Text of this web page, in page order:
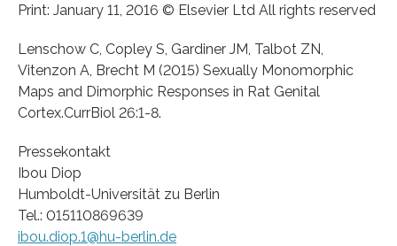
Print: January 11, 2016 © Elsevier Ltd All rights reserved
Lenschow C, Copley S, Gardiner JM, Talbot ZN,
Vitenzon A, Brecht M (2015) Sexually Monomorphic
Maps and Dimorphic Responses in Rat Genital
Cortex.CurrBiol 26:1-8.
Pressekontakt
Ibou Diop
Humboldt-Universität zu Berlin
Tel.: 015110869639
ibou.diop.1@hu-berlin.de